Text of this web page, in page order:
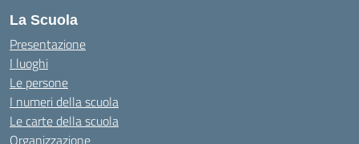
La Scuola
Presentazione
I luoghi
Le persone
I numeri della scuola
Le carte della scuola
Organizzazione